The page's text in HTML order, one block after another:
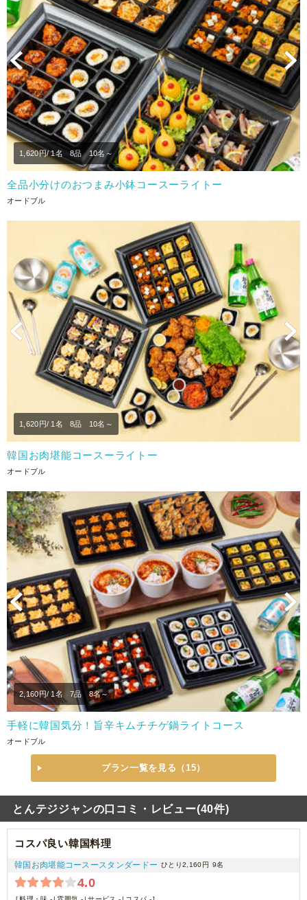
Previous
1,620円/ 1名 8品 10名～
全品小分けのおつまみ小鉢コースーライトー
オードブル
Previous
1,620円/ 1名 8品 10名～
韓国お肉堪能コースーライトー
オードブル
Previous
2,160円/ 1名 7品 8名～
手軽に韓国気分！旨辛キムチチゲ鍋ライトコース
オードブル
プラン一覧を見る（15）
とんテジジャンの口コミ・レビュー(40件)
コスパ良い韓国料理
韓国お肉堪能コースースタンダードー ひとり2,160円 9名
4.0